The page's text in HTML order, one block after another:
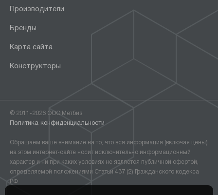
Производители
Бренды
Карта сайта
Конструкторы
© 2011-2026 ООО Метбиз
Политика конфиденциальности
Обращаем ваше внимание на то, что вся информация (включая цены)
на этом интернет-сайте носит исключительно информационный
характер и ни при каких условиях не является публичной офертой,
определяемой положениями Статьи 437 (2) Гражданского кодекса
РФ.